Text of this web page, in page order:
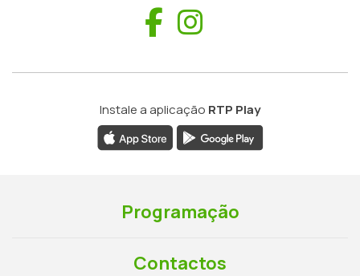
Facebook
Instale a aplicação RTP Play
Programação
Contactos